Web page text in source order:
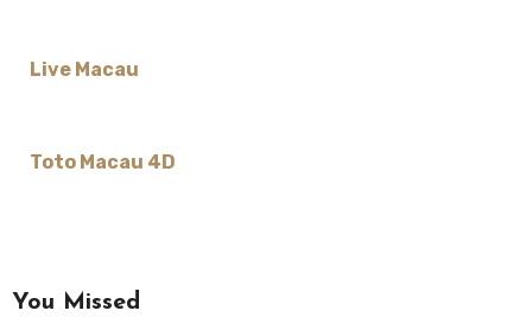
Live Macau
Toto Macau 4D
You Missed